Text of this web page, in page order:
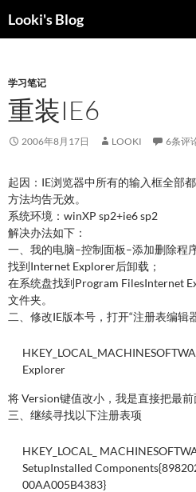
至
正
Looki's Blog
索
学习笔记
重装IE6
2006年8月17日 LOOKI 6条评
起因：IE浏览器中所有的输入框全部
方法均告无效。
系统环境：winXP sp2+ie6 sp2
解决办法如下：
一、我的电脑–控制面板–添加删除程
找到Internet Explorer后卸载；
在系统盘找到Program FilesInternet
文件夹。
二、修改IE版本号，打开“注册表编辑
Explorer
将 Version键值改小，我是直接把最前
三、继续寻找以下注册表项
HKEY_LOCAL_
SetupInstalled
00AA005B4383}